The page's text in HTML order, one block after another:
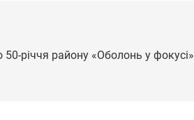
річчя району «Оболонь у фокусі»